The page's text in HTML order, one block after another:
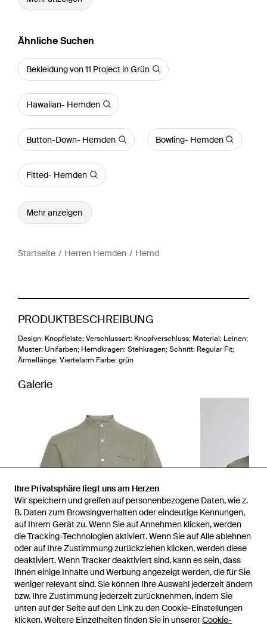
Ihre Privatsphäre liegt uns am Herzen
Wir speichern und greifen auf personenbezogene Daten, wie z.
B. Daten zum Browsingverhalten oder eindeutige Kennungen,
auf Ihrem Gerät zu. Wenn Sie auf Annehmen klicken, werden
die Tracking-Technologien aktiviert. Wenn Sie auf Alle ablehnen
oder auf Ihre Zustimmung zurückziehen klicken, werden diese
deaktiviert. Wenn Tracker deaktiviert sind, kann es sein, dass
Ihnen einige Inhalte und Werbung angezeigt werden, die für Sie
weniger relevant sind. Sie können Ihre Auswahl jederzeit ändern
bzw. Ihre Zustimmung jederzeit zurücknehmen, indem Sie
unten auf der Seite auf den Link zu den Cookie-Einstellungen
klicken. Weitere Einzelheiten finden Sie in unsererCookie-
Ähnliche Suchen
Bekleidung von 11 Project in Grün
Hawaiian- Hemden
Button-Down- Hemden Bowling- Hemden
Fitted- Hemden
Mehr anzeigen
Startseite Herren Hemden Hemd
PRODUKTBESCHREIBUNG
Design: Knopfleiste; Verschlussart: Knopfverschluss; Material: Leinen;
Muster: Unifarben; Hemdkragen: Stehkragen; Schnitt: Regular Fit;
Ärmellänge: Viertelarm Farbe: grün
Galerie
5